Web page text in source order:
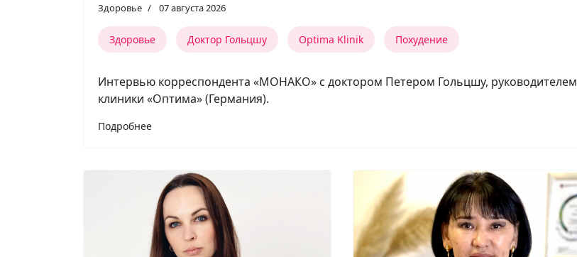
Здоровье 07 августа 2026
Здоровье Доктор Гольцшу Optima Klinik Похудение
Интервью корреспондента «МОНАКО» с доктором Петером Гольцшу, руководителем
клиники «Оптима» (Германия).
Подробнее